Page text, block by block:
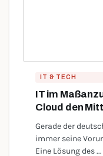
IT & TECH
IT im
Cloud den
Gerade der
immer seine
Eine Lösung des ...